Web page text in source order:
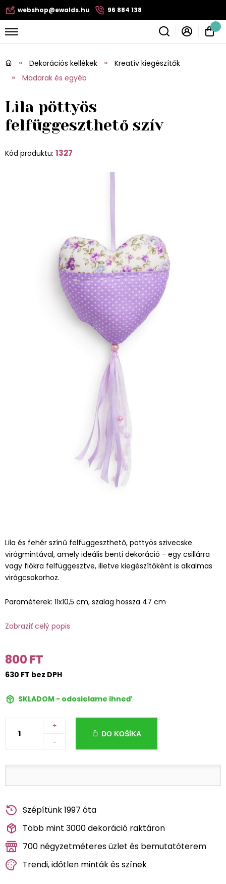
webshop@ewalds.hu 96 884 138
Dekorációs kellékek
Kreatív kiegészítők
Madarak és egyéb
Lila pöttyös
felfüggeszthető szív
Kód produktu: 1327
Lila és fehér színű felfüggeszthető, pöttyös szivecske
virágmintával, amely ideális benti dekoráció - egy csillárra
vagy fiókra felfüggesztve, illetve kiegészítőként is alkalmas
virágcsokorhoz.
Paraméterek: 11x10,5 cm, szalag hossza 47 cm
Zobraziť celý popis
800 FT
630 FT bez DPH
SKLADOM - odosielame ihneď
+
-
DO KOŠÍKA
Szépítünk 1997 óta
Több mint 3000 dekoráció raktáron
700 négyzetméteres üzlet és bemutatóterem
Trendi, időtlen minták és színek